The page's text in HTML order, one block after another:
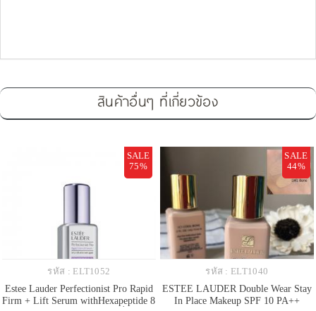
สินค้าอื่นๆ ที่เกี่ยวข้อง
SALE
75%
รหัส : ELT1052
Estee Lauder Perfectionist Pro Rapid
Firm + Lift Serum withHexapeptide 8
SALE
44%
รหัส : ELT1040
ESTEE LAUDER Double Wear Stay
In Place Makeup SPF 10 PA++